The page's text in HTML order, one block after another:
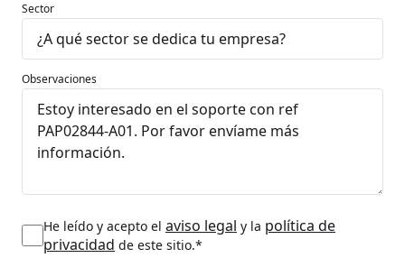
Sector
Observaciones
He leído y acepto el aviso legal y la política de
privacidad de este sitio.*